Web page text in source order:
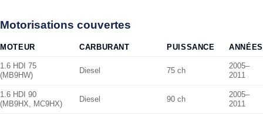
Motorisations couvertes
MOTEUR CARBURANT PUISSANCE ANNÉES
1.6 HDI 75
(MB9HW)
Diesel 75 ch
2005–
2011
1.6 HDI 90
(MB9HX, MC9HX)
Diesel 90 ch
2005–
2011